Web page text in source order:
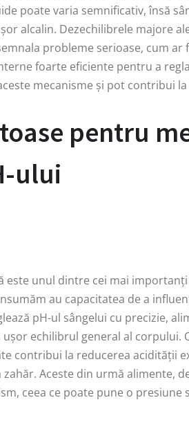
poate varia semnificativ, însă
alcalin. Dezechilibrele majore
probleme serioase, cum
foarte eficiente pentru a
mecanisme și pot contribui
pentru
ului
este unul dintre cei mai
au capacitatea de a
pH-ul sângelui cu precizie,
echilibrul general al corpului.
contribui la reducerea acidității
Aceste din urmă alimente,
ceea ce poate pune o